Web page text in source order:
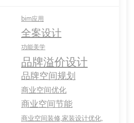
bim应用
全案设计
功能美学
品牌溢价设计
品牌空间规划
商业空间优化
商业空间节能
商业空间装修,家装设计优化,